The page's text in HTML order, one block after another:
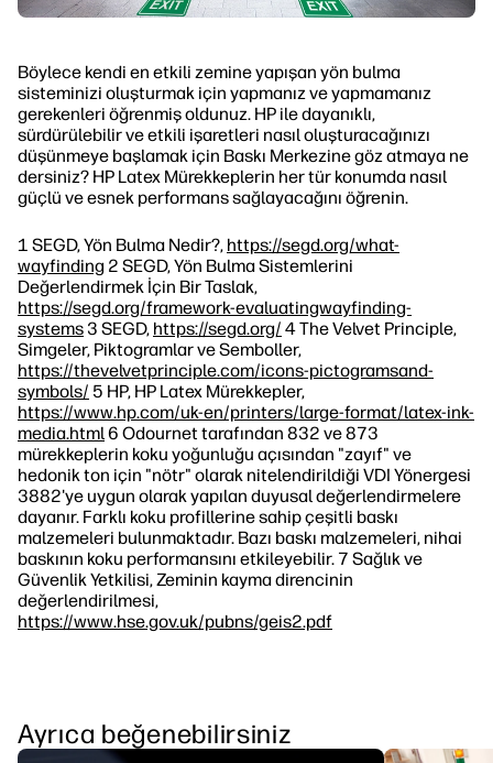
Böylece kendi en etkili zemine yapışan yön bulma
sisteminizi oluşturmak için yapmanız ve yapmamanız
gerekenleri öğrenmiş oldunuz. HP ile dayanıklı,
sürdürülebilir ve etkili işaretleri nasıl oluşturacağınızı
düşünmeye başlamak için Baskı Merkezine göz atmaya ne
dersiniz? HP Latex Mürekkeplerin her tür konumda nasıl
güçlü ve esnek performans sağlayacağını öğrenin.
1 SEGD, Yön Bulma Nedir?, https://segd.org/what-
wayfinding 2 SEGD, Yön Bulma Sistemlerini
Değerlendirmek İçin Bir Taslak,
https://segd.org/framework-evaluatingwayfinding-
systems 3 SEGD, https://segd.org/ 4 The Velvet Principle,
Simgeler, Piktogramlar ve Semboller,
https://thevelvetprinciple.com/icons-pictogramsand-
symbols/ 5 HP, HP Latex Mürekkepler,
https://www.hp.com/uk-en/printers/large-format/latex-ink-
media.html6 Odournet tarafından 832 ve 873
mürekkeplerin koku yoğunluğu açısından "zayıf" ve
hedonik ton için "nötr" olarak nitelendirildiği VDI Yönergesi
3882'ye uygun olarak yapılan duyusal değerlendirmelere
dayanır. Farklı koku profillerine sahip çeşitli baskı
malzemeleri bulunmaktadır. Bazı baskı malzemeleri, nihai
baskının koku performansını etkileyebilir. 7 Sağlık ve
Güvenlik Yetkilisi, Zeminin kayma direncinin
değerlendirilmesi,
https://www.hse.gov.uk/pubns/geis2.pdf
Ayrıca beğenebilirsiniz